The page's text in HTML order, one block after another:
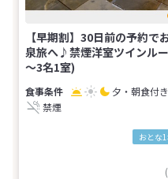
【早期割】30日前の予約
泉旅へ♪禁煙洋室ツインル
～3名1室)
夕・朝食付き
禁煙
おとな